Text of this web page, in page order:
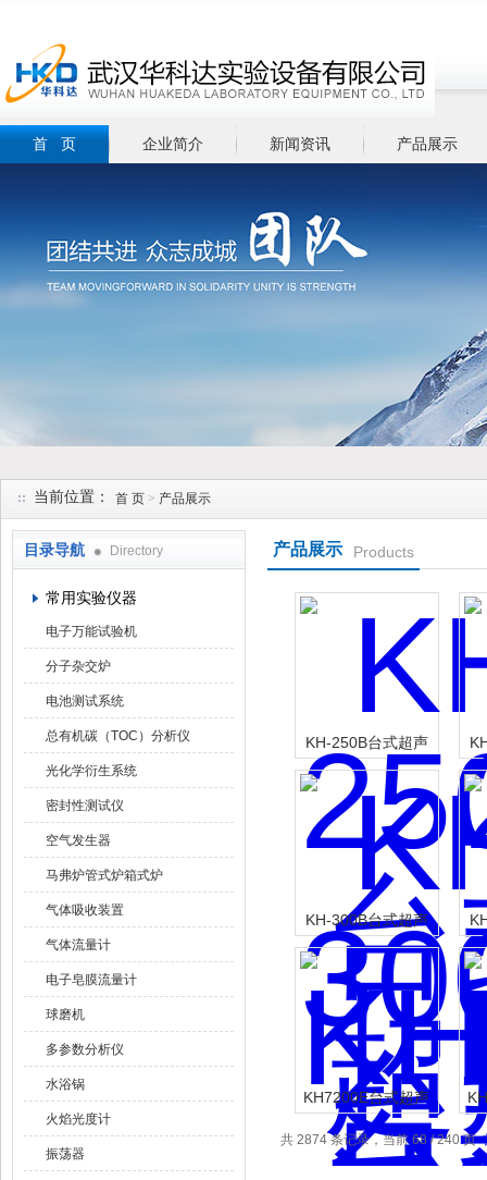
首 页 企业简介 新闻资讯 产品展示
当前位置： 首 页 > 产品展示
目录导航 Directory
常用实验仪器
电子万能试验机
分子杂交炉
电池测试系统
总有机碳（TOC）分析仪
光化学衍生系统
密封性测试仪
空气发生器
马弗炉管式炉箱式炉
气体吸收装置
气体流量计
电子皂膜流量计
球磨机
多参数分析仪
水浴锅
火焰光度计
振荡器
产品展示 Products
KH-250B台式超声
波清洗器
KH-300B台式超声
波清洗器
KH7200E台式超声
波清洗器
共 2874 条记录，当前 68 / 240 页